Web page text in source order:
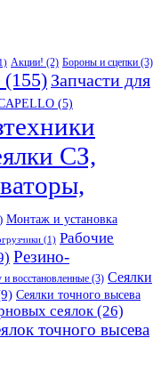
Акции! (2) Бороны и сцепки (3)
(155) Запчасти для
(5)
СЗ,
Монтаж и установка
(1) Рабочие
Резино-
восстановленные (3) Сеялки
Сеялки точного высева
сеялок (26)
точного высева